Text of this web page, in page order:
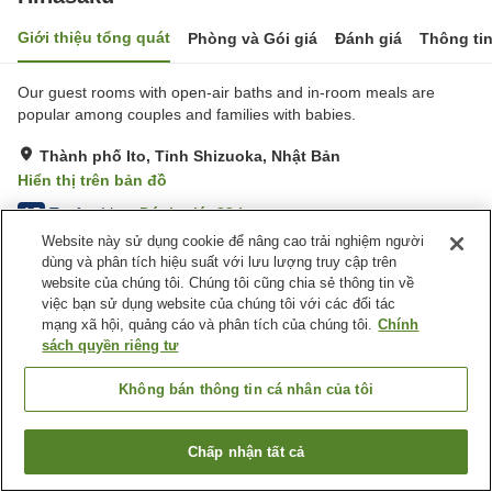
Giới thiệu tổng quát Phòng và Gói giá Đánh giá Thông
Our guest rooms with open-air baths and in-room meals are
popular among couples and families with babies.
Thành phố Ito, Tỉnh Shizuoka, Nhật Bản
Hiển thị trên bản đồ
4.5 Tuyệt vời Đánh giá:33lượt
Tiện nghi chỗ nghỉ
Bãi đỗ xe
Nhà Tắm Lộ Thiên (Có
Nước Nóng)
Dịch Vụ Đưa Đón
Trang chủ Nhật Bản Tỉnh Shizuoka
Thành phố Ito
Hinasaku
Tìm phòng trống
Website này sử dụng cookie để nâng cao trải nghiệm người
dùng và phân tích hiệu suất với lưu lượng truy cập trên
website của chúng tôi. Chúng tôi cũng chia sẻ thông tin về
việc bạn sử dụng website của chúng tôi với các đối tác
mạng xã hội, quảng cáo và phân tích của chúng tôi. Chính
sách quyền riêng tư
Không bán thông tin cá nhân của tôi
Chấp nhận tất cả